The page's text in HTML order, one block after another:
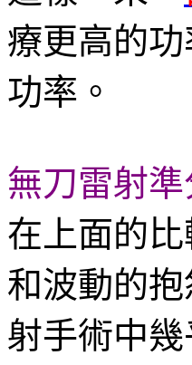
療更高的
功率。
無刀雷射
在上面的
和波動的
射手術中